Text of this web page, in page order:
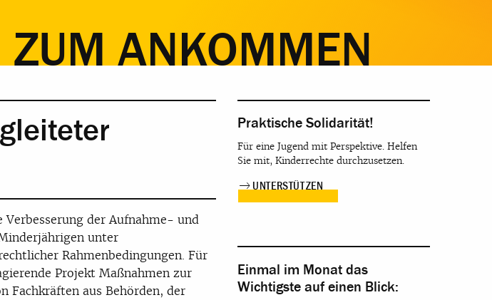
ANKOMMEN
der Aufnahme- und
unter
Rahmenbedingungen. Für
Projekt Maßnahmen zur
Fachkräften aus Behörden, der
Praktische Solidarität!
Für eine Jugend mit Perspektive. Helfen
Sie mit, Kinderrechte durchzusetzen.
UNTERSTÜTZEN
Einmal im Monat das
Wichtigste auf einen Blick: